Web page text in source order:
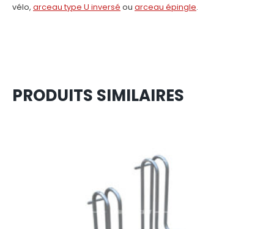
vélo, arceau type U inversé ou arceau épingle.
PRODUITS SIMILAIRES